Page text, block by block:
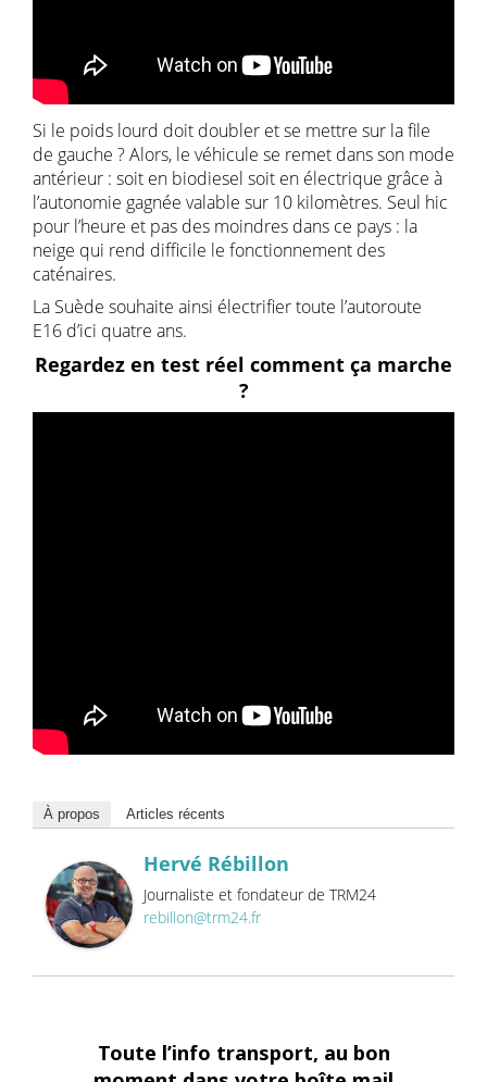
Si le poids lourd doit doubler et se mettre sur la file
de gauche ? Alors, le véhicule se remet dans son mode
antérieur : soit en biodiesel soit en électrique grâce à
l’autonomie gagnée valable sur 10 kilomètres. Seul hic
pour l’heure et pas des moindres dans ce pays : la
neige qui rend difficile le fonctionnement des
caténaires.
La Suède souhaite ainsi électrifier toute l’autoroute
E16 d’ici quatre ans.
Regardez en test réel comment ça marche
?
À propos Articles récents
Hervé Rébillon
Journaliste et fondateur de TRM24
rebillon@trm24.fr
Toute l’info transport, au bon